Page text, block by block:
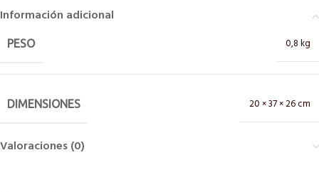
Información adicional
PESO 0,8 kg
DIMENSIONES 20 × 37 × 26 cm
Valoraciones (0)